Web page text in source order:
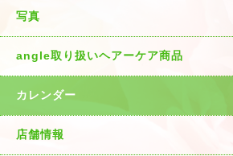
写真
angle取り扱いヘアーケア商品
カレンダー
店舗情報